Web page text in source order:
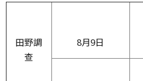
田野調
查
8月9日